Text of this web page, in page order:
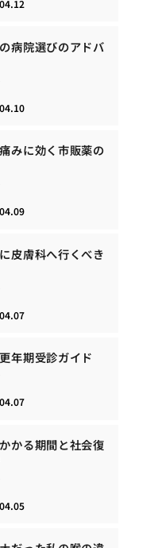
病院選びのアドバ
みに効く市販薬の
皮膚科へ行くべき
年期受診ガイド
かる期間と社会復